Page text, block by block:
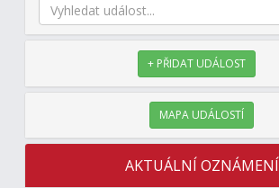
+ PŘIDAT UDÁLOST
MAPA UDÁLOSTÍ
AKTUÁLNÍ OZNÁMENÍ